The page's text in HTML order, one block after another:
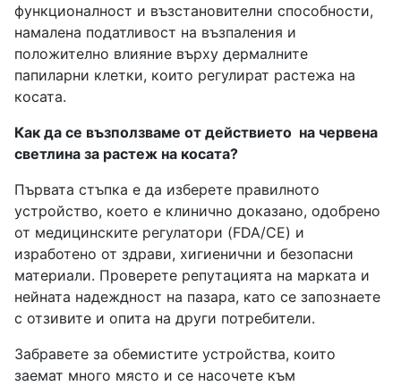
функционалност и възстановителни способности,
намалена податливост на възпаления и
положително влияние върху дермалните
папиларни клетки, които регулират растежа на
косата.
Как да се възползваме от действието на червена
светлина за растеж на косата?
Първата стъпка е да изберете правилното
устройство, което е клинично доказано, одобрено
от медицинските регулатори (FDA/CE) и
изработено от здрави, хигиенични и безопасни
материали. Проверете репутацията на марката и
нейната надеждност на пазара, като се запознаете
с отзивите и опита на други потребители.
Забравете за обемистите устройства, които
заемат много място и се насочете към